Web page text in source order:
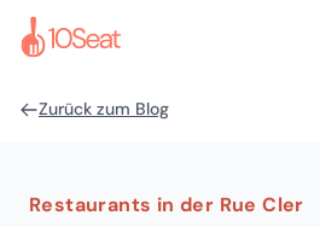
Zurück zum Blog
Restaurants in der Rue Cler